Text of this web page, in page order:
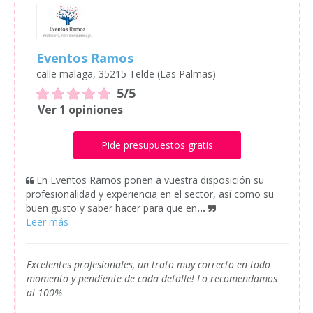
Eventos Ramos
calle malaga, 35215 Telde (Las Palmas)
5/5
Ver 1 opiniones
Pide presupuestos gratis
En Eventos Ramos ponen a vuestra disposición su
profesionalidad y experiencia en el sector, así como su
buen gusto y saber hacer para que en...
Excelentes profesionales, un trato muy correcto en todo
momento y pendiente de cada detalle! Lo recomendamos
al 100%